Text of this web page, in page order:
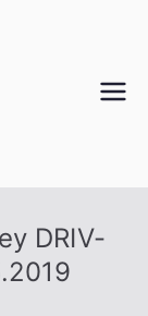
DRIV-